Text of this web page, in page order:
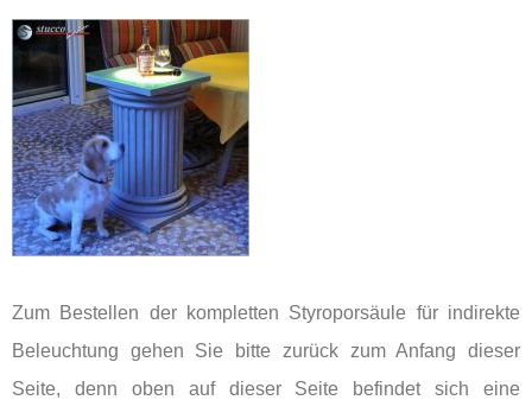
Zum Bestellen der kompletten Styroporsäule für indirekte
Beleuchtung gehen Sie bitte zurück zum Anfang dieser
Seite, denn oben auf dieser Seite befindet sich eine